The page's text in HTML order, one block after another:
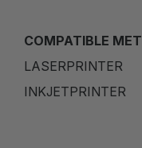
COMPATIBLE MET
LASERPRINTER
INKJETPRINTER